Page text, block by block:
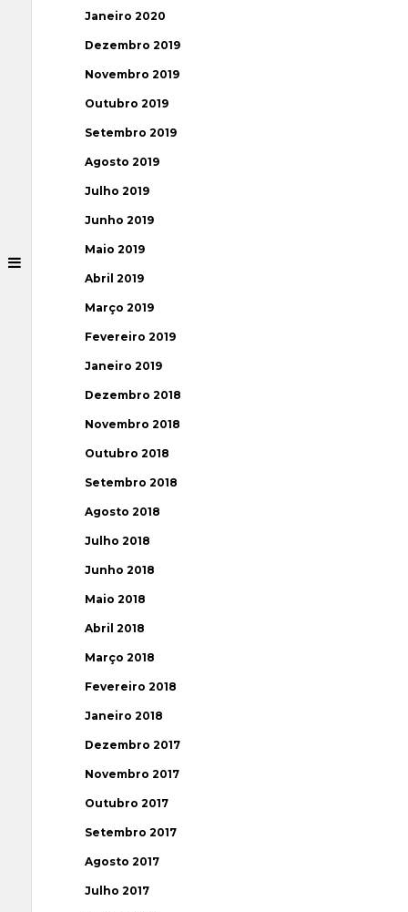
Janeiro 2020
Dezembro 2019
Novembro 2019
Outubro 2019
Setembro 2019
Agosto 2019
Julho 2019
Junho 2019
Maio 2019
Abril 2019
Março 2019
Fevereiro 2019
Janeiro 2019
Dezembro 2018
Novembro 2018
Outubro 2018
Setembro 2018
Agosto 2018
Julho 2018
Junho 2018
Maio 2018
Abril 2018
Março 2018
Fevereiro 2018
Janeiro 2018
Dezembro 2017
Novembro 2017
Outubro 2017
Setembro 2017
Agosto 2017
Julho 2017